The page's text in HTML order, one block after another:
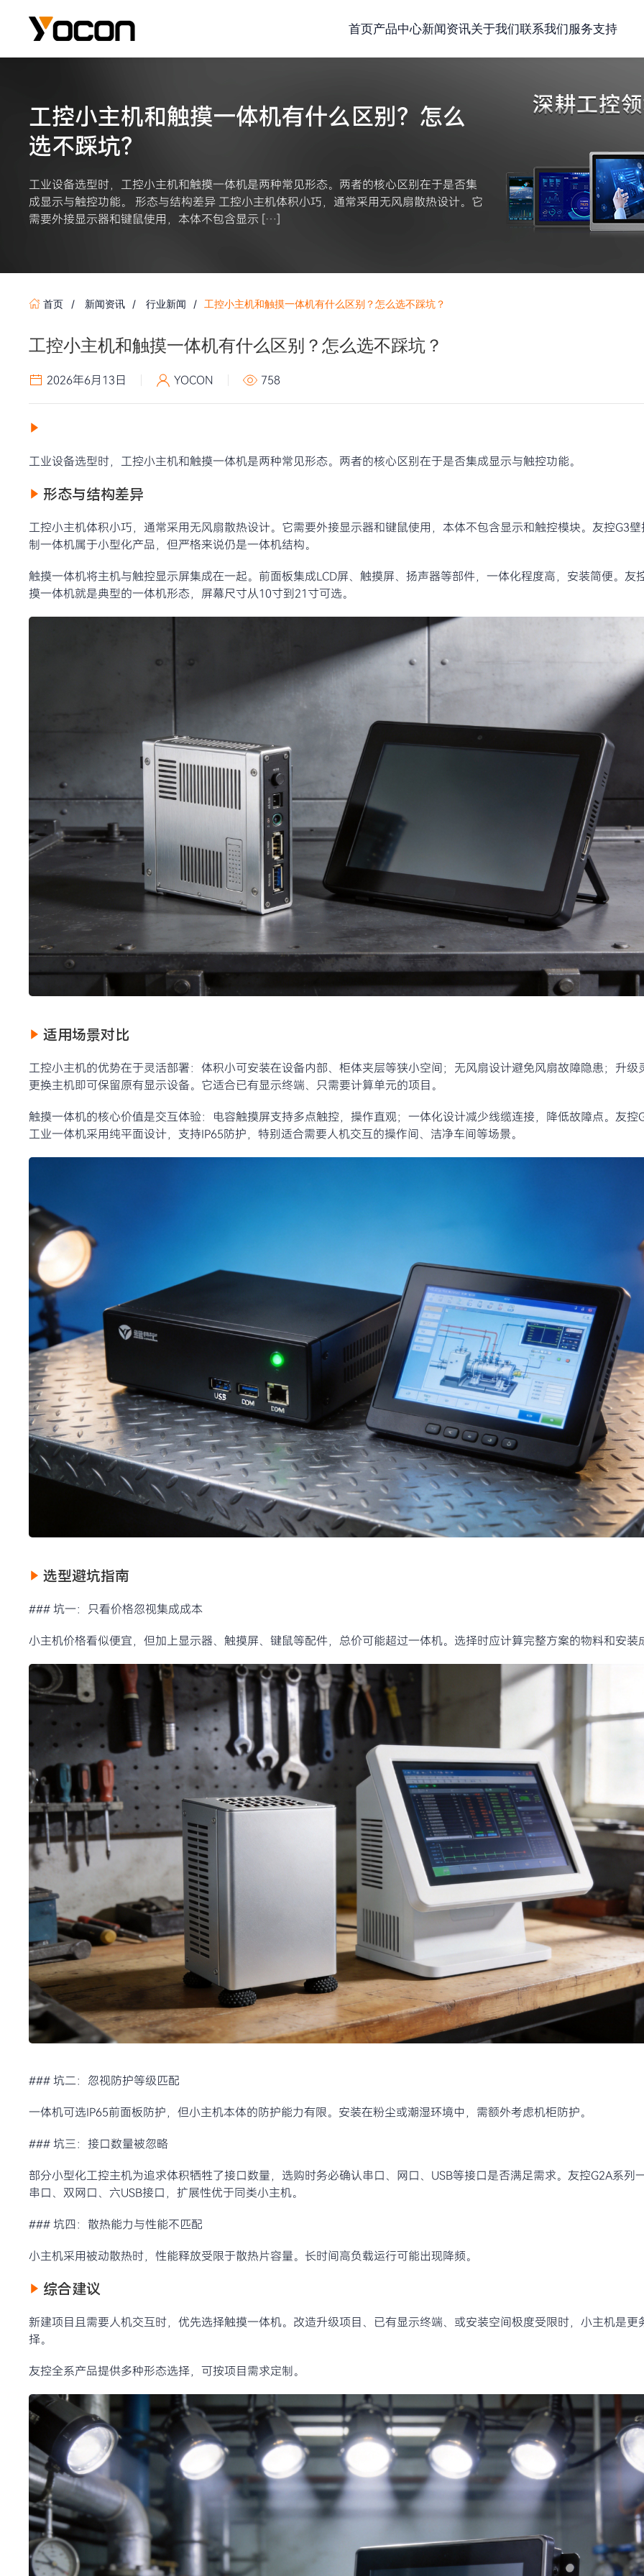
首页产品中心新闻资讯关于我们联系我们服务支持
工控小主机和触摸一体机有什么区别？怎么
选不踩坑？
工业设备选型时，工控小主机和触摸一体机是两种常见形态。两者的核心区别在于是否集
成显示与触控功能。 形态与结构差异 工控小主机体积小巧，通常采用无风扇散热设计。它
需要外接显示器和键鼠使用，本体不包含显示 […]
首页 新闻资讯 行业新闻 工控小主机和触摸一体机有什么区别？怎么选不踩坑？
工控小主机和触摸一体机有什么区别？怎么选不踩坑？
2026年6月13日 YOCON 758
工业设备选型时，工控小主机和触摸一体机是两种常见形态。两者的核心区别在于是否集成显示与触控功能。
形态与结构差异
工控小主机体积小巧，通常采用无风扇散热设计。它需要外接显示器和键鼠使用，本体不包含显示和触控模块。友控G3
制一体机属于小型化产品，但严格来说仍是一体机结构。
触摸一体机将主机与触控显示屏集成在一起。前面板集成LCD屏、触摸屏、扬声器等部件，一体化程度高，安装简便。友
摸一体机就是典型的一体机形态，屏幕尺寸从10寸到21寸可选。
适用场景对比
工控小主机的优势在于灵活部署：体积小可安装在设备内部、柜体夹层等狭小空间；无风扇设计避免风扇故障隐患；升级
更换主机即可保留原有显示设备。它适合已有显示终端、只需要计算单元的项目。
触摸一体机的核心价值是交互体验：电容触摸屏支持多点触控，操作直观；一体化设计减少线缆连接，降低故障点。友控
工业一体机采用纯平面设计，支持IP65防护，特别适合需要人机交互的操作间、洁净车间等场景。
选型避坑指南
### 坑一：只看价格忽视集成成本
小主机价格看似便宜，但加上显示器、触摸屏、键鼠等配件，总价可能超过一体机。选择时应计算完整方案的物料和安装
### 坑二：忽视防护等级匹配
一体机可选IP65前面板防护，但小主机本体的防护能力有限。安装在粉尘或潮湿环境中，需额外考虑机柜防护。
### 坑三：接口数量被忽略
部分小型化工控主机为追求体积牺牲了接口数量，选购时务必确认串口、网口、USB等接口是否满足需求。友控G2A系列
串口、双网口、六USB接口，扩展性优于同类小主机。
### 坑四：散热能力与性能不匹配
小主机采用被动散热时，性能释放受限于散热片容量。长时间高负载运行可能出现降频。
综合建议
新建项目且需要人机交互时，优先选择触摸一体机。改造升级项目、已有显示终端、或安装空间极度受限时，小主机是更
择。
友控全系产品提供多种形态选择，可按项目需求定制。